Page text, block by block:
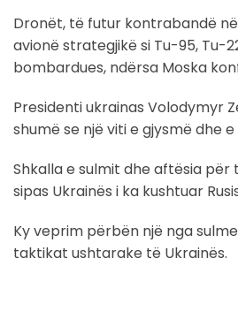
Dronët, të futur kontrabandë
avionë strategjikë si Tu-95, Tu-
bombardues, ndërsa Moska
Presidenti ukrainas Volodymyr
shumë se një viti e gjysmë dhe
Shkalla e sulmit dhe aftësia
sipas Ukrainës i ka kushtuar
Ky veprim përbën një nga
taktikat ushtarake të Ukrainës.